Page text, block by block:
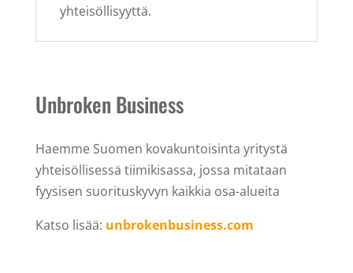
yhteisöllisyyttä.
Unbroken Business
Haemme Suomen kovakuntoisinta yritystä
yhteisöllisessä tiimikisassa, jossa mitataan
fyysisen suorituskyvyn kaikkia osa-alueita
Katso lisää: unbrokenbusiness.com